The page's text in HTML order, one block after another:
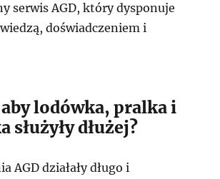
serwis AGD, który dysponuje
doświadczeniem i
lodówka, pralka i
służyły dłużej?
AGD działały długo i